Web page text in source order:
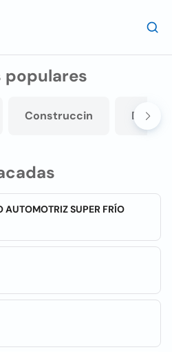
populares
Construccin
SUPER FRÍO